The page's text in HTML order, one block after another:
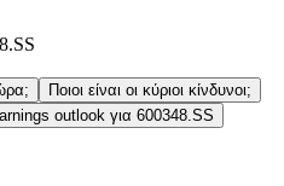
Ποιοι είναι οι κύριοι κίνδυνοι;
outlook για 600348.SS